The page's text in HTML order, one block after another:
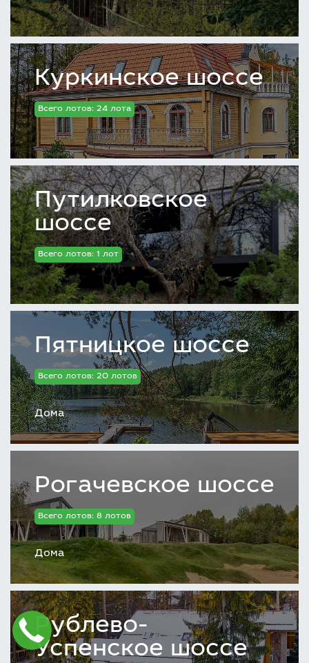
Куркинское шоссе
Всего лотов: 24 лота
Путилковское
шоссе
Всего лотов: 1 лот
Пятницкое шоссе
Всего лотов: 20 лотов
Дома
Рогачевское шоссе
Всего лотов: 8 лотов
Дома
Рублево-
Успенское шоссе